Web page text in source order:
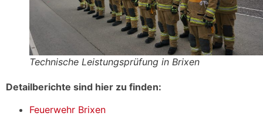
Technische Leistungsprüfung in Brixen
Detailberichte sind hier zu finden:
Feuerwehr Brixen